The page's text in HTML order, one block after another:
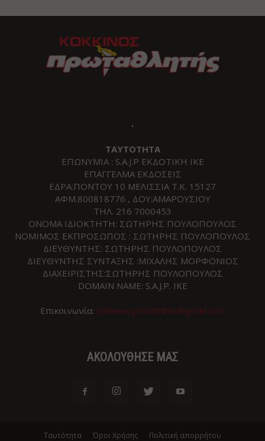
.
ΤΑΥΤΟΤΗΤΑ
ΕΠΩΝΥΜΙΑ : S.A.J.P ΕΚΔΟΤΙΚΗ ΙΚΕ
ΕΠΑΓΓΕΛΜΑ ΕΚΔΟΣΕΙΣ
ΕΔΡΑ:ΠΟΝΤΟΥ 10 ΜΕΛΙΣΣΙΑ Τ.Κ. 15127
ΑΦΜ.800818776 , ΔΟΥ:ΑΜΑΡΟΥΣΙΟΥ
ΤΗΛ. 216 7000453
ΟΝΟΜΑ ΙΔΙΟΚΤΗΤΗ: ΣΩΤΗΡΗΣ ΠΟΥΛΟΠΟΥΛΟΣ
ΝΟΜΙΜΟΣ ΕΚΠΡΟΣΩΠΟΣ : ΣΩΤΗΡΗΣ ΠΟΥΛΟΠΟΥΛΟΣ
ΔΙΕΥΘΥΝΤΗΣ: ΣΩΤΗΡΗΣ ΠΟΥΛΟΠΟΥΛΟΣ
ΔΙΕΥΘΥΝΤΗΣ ΣΥΝΤΑΞΗΣ :ΜΙΧΑΛΗΣ ΜΟΡΦΟΝΙΟΣ
ΔΙΑΧΕΙΡΙΣΤΗΣ:ΣΩΤΗΡΗΣ ΠΟΥΛΟΠΟΥΛΟΣ
DOMAIN NAME: S.A.J.P. IKE
Επικοινωνία: kokkinos.protathlitis@gmail.com
ΑΚΟΛΟΥΘΗΣΕ ΜΑΣ
Ταυτότητα Όροι Χρήσης Πολιτική απορρήτου